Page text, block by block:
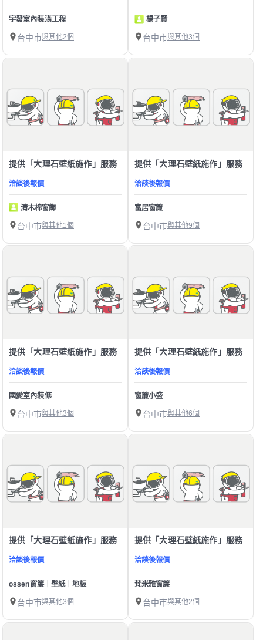
宇發室內裝潢工程
台中市與其他2個
楊子賢
台中市與其他3個
提供「大理石壁紙施作」服務
洽談後報價
清木棉窗飾
台中市與其他1個
提供「大理石壁紙施作」服務
洽談後報價
富居窗簾
台中市與其他9個
提供「大理石壁紙施作」服務
洽談後報價
國愛室內裝修
台中市與其他3個
提供「大理石壁紙施作」服務
洽談後報價
窗簾小盛
台中市與其他6個
提供「大理石壁紙施作」服務
洽談後報價
ossen窗簾｜壁紙｜地板
台中市與其他3個
提供「大理石壁紙施作」服務
洽談後報價
梵米雅窗簾
台中市與其他2個